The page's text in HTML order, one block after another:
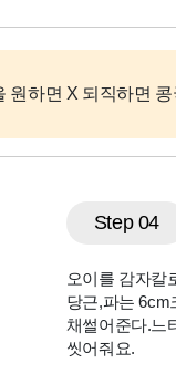
하면 X 되직하면
Step 04
오이를 감자칼
당근,파는 6cm
채썰어준다.느
씻어줘요.